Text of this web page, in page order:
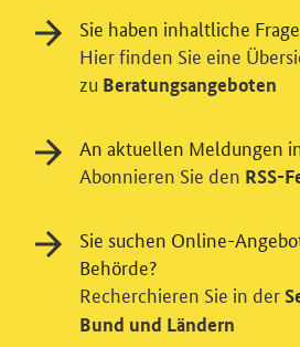
Einwilligung in
Videodienst
Wir bitten Sie an dieser Stelle
verschiedene Zusatzdienste
Sie haben inhaltliche
Hier finden Sie eine
zu Beratungsangeboten
An aktuellen Meldungen
Abonnieren Sie den RSS-
Sie suchen Online-
Behörde?
Recherchieren Sie in der
Bund und Ländern